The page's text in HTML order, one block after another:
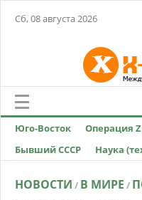
Сб, 08 августа 2026
Юго-Восток Операция
Бывший СССР
Наука
НОВОСТИ / В МИРЕ /